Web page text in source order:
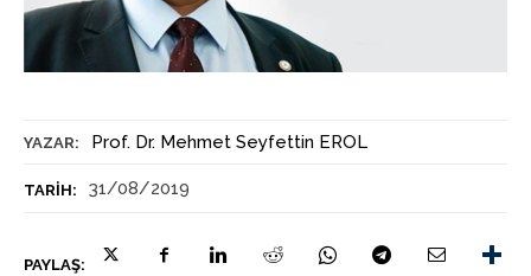
YAZAR: Prof. Dr. Mehmet Seyfettin EROL
TARIH: 31/08/2019
PAYLAŞ: